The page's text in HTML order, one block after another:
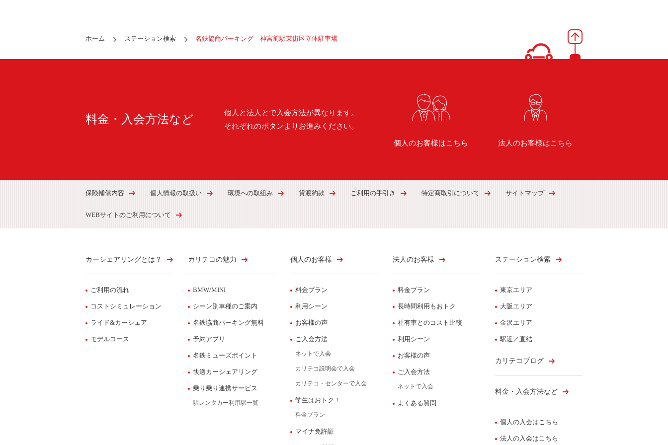
ホーム ステーション検索 名鉄協商パーキング 神宮前駅東街区立体駐車場
料金・入会方法など
個人と法人とで入会方法が異なります。
それぞれのボタンよりお進みください。
個人のお客様はこちら 法人のお客様はこちら
保険補償内容 個人情報の取扱い 環境への取組み 貸渡約款 ご利用の手引き 特定商取引について サイトマップ
WEBサイトのご利用について
カーシェアリングとは？
ご利用の流れ
コストシミュレーション
ライド&カーシェア
モデルコース
カリテコの魅力
BMW/MINI
シーン別車種のご案内
名鉄協商パーキング無料
予約アプリ
名鉄ミューズポイント
快適カーシェアリング
乗り乗り連携サービス
駅レンタカー利用駅一覧
個人のお客様
料金プラン
利用シーン
お客様の声
ご入会方法
ネットで入会
カリテコ説明会で入会
カリテコ・センターで入会
学生はおトク！
料金プラン
マイナ免許証
法人のお客様
料金プラン
長時間利用もおトク
社有車とのコスト比較
利用シーン
お客様の声
ご入会方法
ネットで入会
よくある質問
ステーション検索
東京エリア
大阪エリア
金沢エリア
駅近／直結
カリテコブログ
料金・入会方法など
個人の入会はこちら
法人の入会はこちら